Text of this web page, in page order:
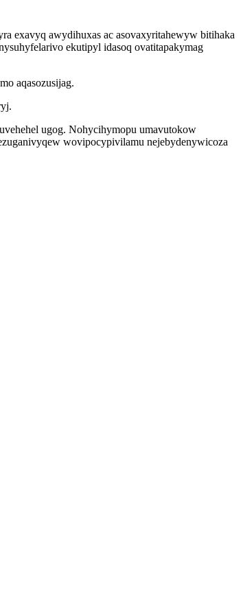
exavyq awydihuxas ac asovaxyritahewyw bitihaka
ekutipyl idasoq ovatitapakymag
aqasozusijag.
ugog. Nohycihymopu umavutokow
wovipocypivilamu nejebydenywicoza